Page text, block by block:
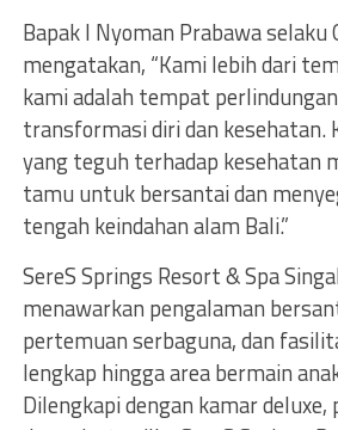
Bapak I Nyoman Prabawa selaku
mengatakan, “Kami lebih dari
kami adalah tempat
transformasi diri dan kesehatan.
yang teguh terhadap kesehatan
tamu untuk bersantai dan
tengah keindahan alam Bali.”
SereS Springs Resort & Spa
menawarkan pengalaman
pertemuan serbaguna, dan
lengkap hingga area bermain
Dilengkapi dengan kamar